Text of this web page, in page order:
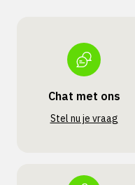
Chat met ons
Stel nu je vraag